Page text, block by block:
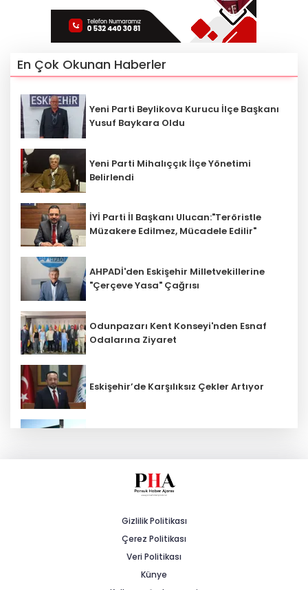
En Çok Okunan Haberler
Yeni Parti Beylikova Kurucu İlçe Başkanı
Yusuf Baykara Oldu
Yeni Parti Mihalıççık İlçe Yönetimi
Belirlendi
İYİ Parti İl Başkanı Ulucan:"Teröristle
Müzakere Edilmez, Mücadele Edilir"
AHPADİ'den Eskişehir Milletvekillerine
"Çerçeve Yasa" Çağrısı
Odunpazarı Kent Konseyi'nden Esnaf
Odalarına Ziyaret
Eskişehir’de Karşılıksız Çekler Artıyor
MHP'li Cengiz: "Yalnızca Ağaçlar Değil,
Tarihi Yürüyüş Yolları Mihalıççık’ta
Devam Etti
Gizlilik Politikası
Çerez Politikası
Veri Politikası
Künye